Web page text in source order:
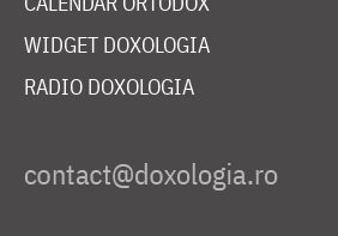
WIDGET DOXOLOGIA
RADIO DOXOLOGIA